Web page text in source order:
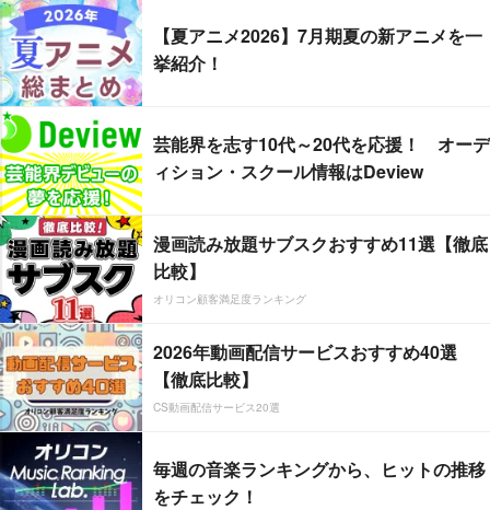
【夏アニメ2026】7月期夏の新アニメを一
挙紹介！
芸能界を志す10代～20代を応援！ オーデ
ィション・スクール情報はDeview
漫画読み放題サブスクおすすめ11選【徹底
比較】
オリコン顧客満足度ランキング
2026年動画配信サービスおすすめ40選
【徹底比較】
CS動画配信サービス20選
毎週の音楽ランキングから、ヒットの推移
をチェック！